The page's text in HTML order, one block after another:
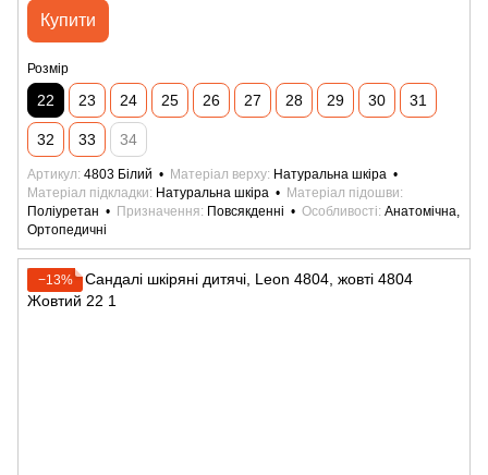
Купити
Розмір
22 23 24 25 26 27 28 29 30 31
32 33 34
Артикул 4803 Білий Матеріал верху Натуральна шкіра
Матеріал підкладки
Натуральна шкіра
Матеріал підошви
Поліуретан
Призначення Повсякденні Особливості Анатомічна,
Ортопедичні
−13%